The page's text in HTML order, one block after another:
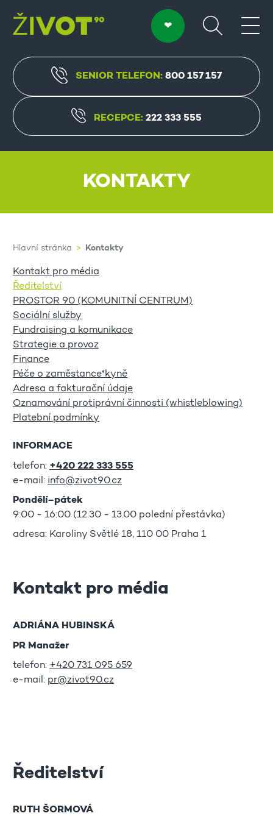
SENIOR TELEFON:800 157 157
RECEPCE:222 333 555
KONTAKTY
Hlavní stránka Kontakty
Kontakt pro média
Ředitelství
PROSTOR 90 (KOMUNITNÍ CENTRUM)
Sociální služby
Fundraising a komunikace
Strategie a provoz
Finance
Péče o zaměstance*kyně
Adresa a fakturační údaje
Oznamování protiprávní činnosti (whistleblowing)
Platební podmínky
INFORMACE
telefon: +420 222 333 555
e-mail: info@zivot90.cz
Pondělí–pátek
9:00 - 16:00 (12.30 - 13.00 polední přestávka)
adresa: Karoliny Světlé 18, 110 00 Praha 1
Kontakt pro média
ADRIÁNA HUBINSKÁ
PR Manažer
telefon: +420 731 095 659
e-mail: pr@zivot90.cz
Ředitelství
RUTH ŠORMOVÁ